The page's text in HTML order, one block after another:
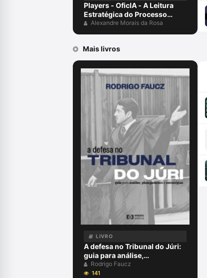
Players - OficIA - A Leitura
Estratégica do Processo
Penal com Alexandre Morais
Alexandre Morais da Rosa
Mais livros
LIVRO
A defesa no Tribunal do Júri:
guia para análise,
planejamento e estratégias -
junho 2024
Rodrigo Faucz
141